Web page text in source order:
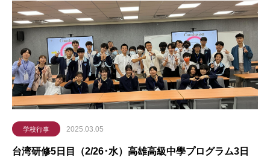
学校行事 2025.03.05
台湾研修5日目（2/26･水）高雄高級中學プログラム3日